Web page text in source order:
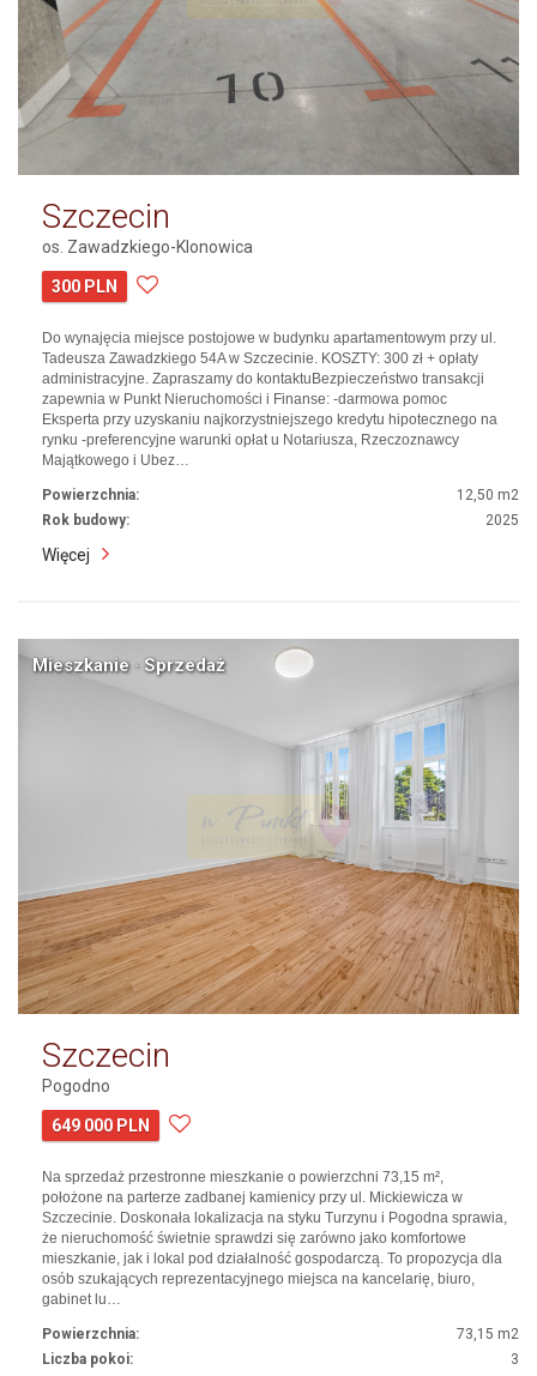
Szczecin
os. Zawadzkiego-Klonowica
300 PLN
Do wynajęcia miejsce postojowe w budynku apartamentowym przy ul.
Tadeusza Zawadzkiego 54A w Szczecinie. KOSZTY: 300 zł + opłaty
administracyjne. Zapraszamy do kontaktuBezpieczeństwo transakcji
zapewnia w Punkt Nieruchomości i Finanse: -darmowa pomoc
Eksperta przy uzyskaniu najkorzystniejszego kredytu hipotecznego na
rynku -preferencyjne warunki opłat u Notariusza, Rzeczoznawcy
Majątkowego i Ubez…
Powierzchnia:
12,50 m2
Rok budowy:
2025
Więcej
Mieszkanie · Sprzedaż
Szczecin
Pogodno
649 000 PLN
Na sprzedaż przestronne mieszkanie o powierzchni 73,15 m²,
położone na parterze zadbanej kamienicy przy ul. Mickiewicza w
Szczecinie. Doskonała lokalizacja na styku Turzynu i Pogodna sprawia,
że nieruchomość świetnie sprawdzi się zarówno jako komfortowe
mieszkanie, jak i lokal pod działalność gospodarczą. To propozycja dla
osób szukających reprezentacyjnego miejsca na kancelarię, biuro,
gabinet lu…
Powierzchnia:
73,15 m2
Liczba pokoi:
3